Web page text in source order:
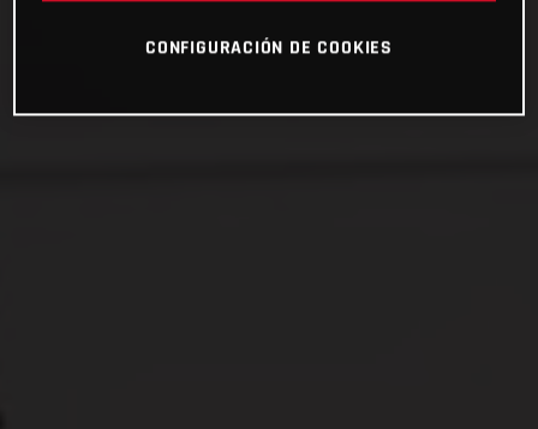
CONFIGURACIÓN DE COOKIES